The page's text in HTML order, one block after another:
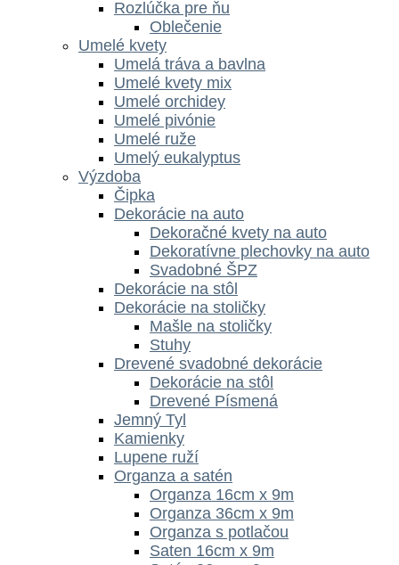
Rozlúčka pre ňu
Oblečenie
Umelé kvety
Umelá tráva a bavlna
Umelé kvety mix
Umelé orchidey
Umelé pivónie
Umelé ruže
Umelý eukalyptus
Výzdoba
Čipka
Dekorácie na auto
Dekoračné kvety na auto
Dekoratívne plechovky na auto
Svadobné ŠPZ
Dekorácie na stôl
Dekorácie na stoličky
Mašle na stoličky
Stuhy
Drevené svadobné dekorácie
Dekorácie na stôl
Drevené Písmená
Jemný Tyl
Kamienky
Lupene ruží
Organza a satén
Organza 16cm x 9m
Organza 36cm x 9m
Organza s potlačou
Saten 16cm x 9m